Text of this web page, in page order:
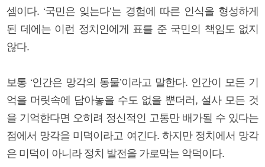
셈이다. ‘국민은 잊는다’는 경험에 따른 인식을 형성하게
된 데에는 이런 정치인에게 표를 준 국민의 책임도 없지
않다.
보통 ‘인간은 망각의 동물’이라고 말한다. 인간이 모든 기
억을 머릿속에 담아놓을 수도 없을 뿐더러, 설사 모든 것
을 기억한다면 오히려 정신적인 고통만 배가될 수 있다는
점에서 망각을 미덕이라고 여긴다. 하지만 정치에서 망각
은 미덕이 아니라 정치 발전을 가로막는 악덕이다.